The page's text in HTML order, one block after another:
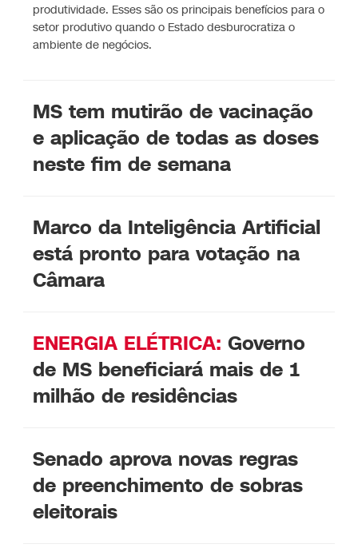
produtividade. Esses são os principais benefícios para o
setor produtivo quando o Estado desburocratiza o
ambiente de negócios.
MS tem mutirão de vacinação
e aplicação de todas as doses
neste fim de semana
Marco da Inteligência Artificial
está pronto para votação na
Câmara
ENERGIA ELÉTRICA: Governo
de MS beneficiará mais de 1
milhão de residências
Senado aprova novas regras
de preenchimento de sobras
eleitorais